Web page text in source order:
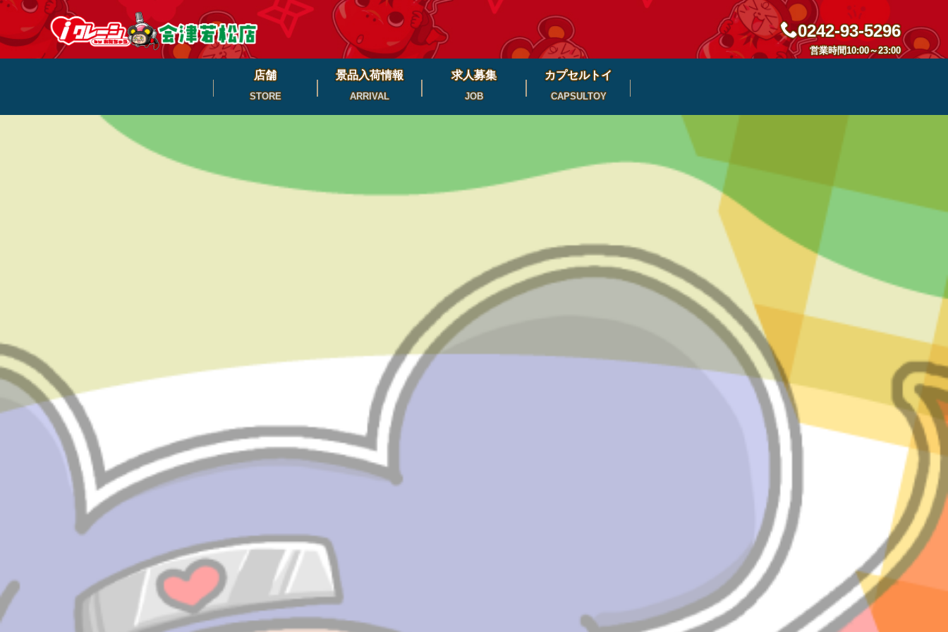
0242-93-5296
営業時間10:00～23:00
店舗
STORE
景品入荷情報
ARRIVAL
求人募集
JOB
カプセルトイ
CAPSULTOY